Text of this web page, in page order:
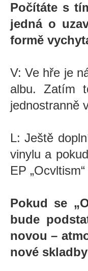
Počítáte s
jedná o
formě
V: Ve hře je
albu. Zatím
jednostranně
L: Ještě
vinylu a
EP
Pokud se
bude
novou –
nové